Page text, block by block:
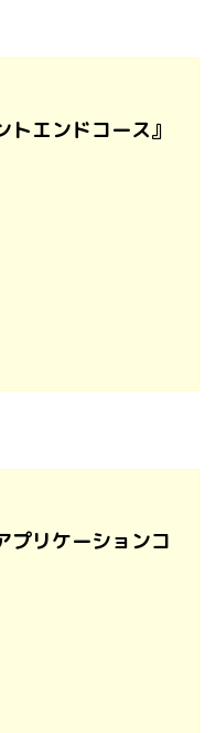
エンドコース』
リケーションコ